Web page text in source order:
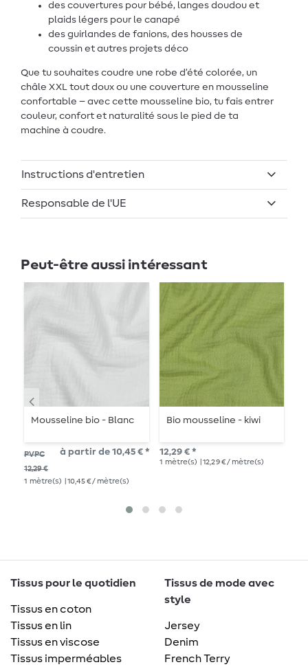
des couvertures pour bébé, langes doudou et
plaids légers pour le canapé
des guirlandes de fanions, des housses de
coussin et autres projets déco
Que tu souhaites coudre une robe d’été colorée, un
châle XXL tout doux ou une couverture en mousseline
confortable – avec cette mousseline bio, tu fais entrer
couleur, confort et naturalité sous le pied de ta
machine à coudre.
Instructions d'entretien
Responsable de l'UE
Peut-être aussi intéressant
Mousseline bio - Blanc
PVPC
12,29 €
à partir de 10,45 € *
1 mètre(s) | 10,45 € / mètre(s)
Bio mousseline - kiwi
12,29 € *
1 mètre(s) | 12,29 € / mètre(s)
Tissus pour le quotidien
Tissus en coton
Tissus en lin
Tissus en viscose
Tissus imperméables
Tissus de mode avec
style
Jersey
Denim
French Terry